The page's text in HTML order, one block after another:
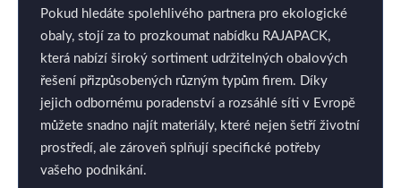
Pokud hledáte spolehlivého partnera pro ekologické
obaly, stojí za to prozkoumat nabídku RAJAPACK,
která nabízí široký sortiment udržitelných obalových
řešení přizpůsobených různým typům firem. Díky
jejich odbornému poradenství a rozsáhlé síti v Evropě
můžete snadno najít materiály, které nejen šetří životní
prostředí, ale zároveň splňují specifické potřeby
vašeho podnikání.